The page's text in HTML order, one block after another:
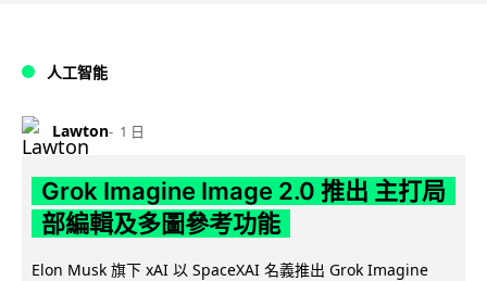
人工智能
Lawton 1 日
Grok Imagine Image 2.0 推出 主打局
部編輯及多圖參考功能
Elon Musk 旗下 xAI 以 SpaceXAI 名義推出 Grok Imagine